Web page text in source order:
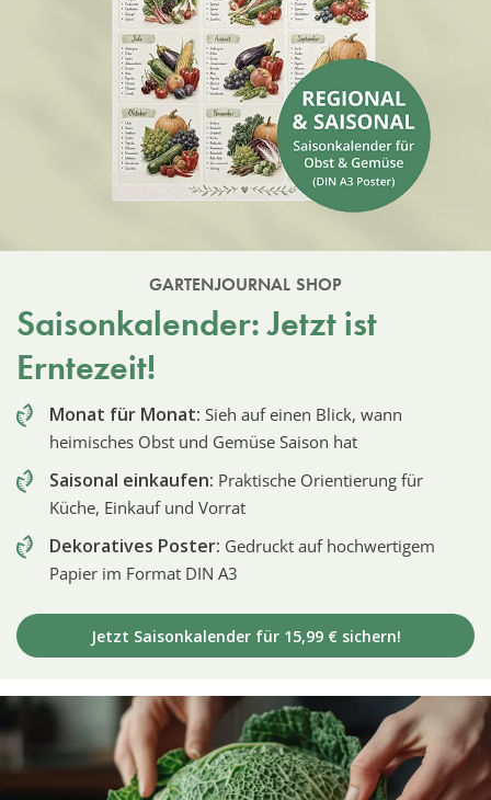
GARTENJOURNAL SHOP
Saisonkalender: Jetzt ist
Erntezeit!
Monat für Monat: Sieh auf einen Blick, wann
heimisches Obst und Gemüse Saison hat
Saisonal einkaufen: Praktische Orientierung für
Küche, Einkauf und Vorrat
Dekoratives Poster: Gedruckt auf hochwertigem
Papier im Format DIN A3
Jetzt Saisonkalender für 15,99 € sichern!